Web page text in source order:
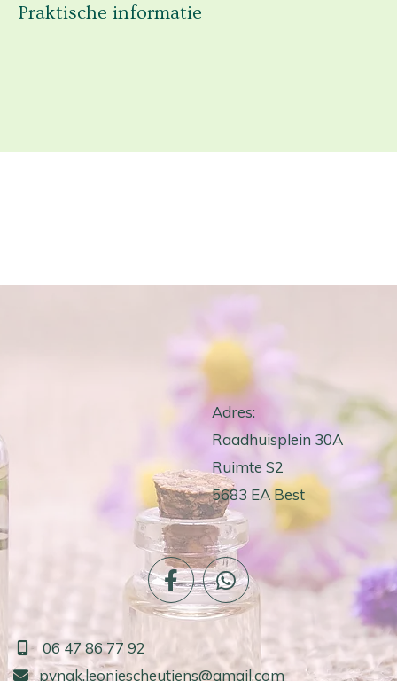
Praktische informatie
Adres:
Raadhuisplein 30A
Ruimte S2
5683 EA Best
06 47 86 77 92
 pvngk.leoniescheutjens@gmail.com